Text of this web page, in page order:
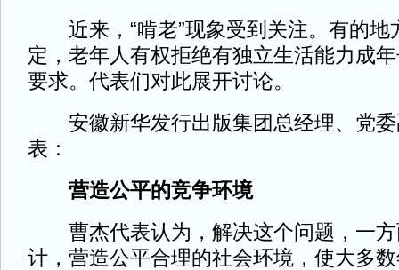
近来，“啃老”现象受到关注。有的地
定，老年人有权拒绝有独立生活能力成
要求。代表们对此展开讨论。
安徽新华发行出版集团总经理、党委
表：
营造公平的竞争环境
曹杰代表认为，解决这个问题，一方
计，营造公平合理的社会环境，使大多